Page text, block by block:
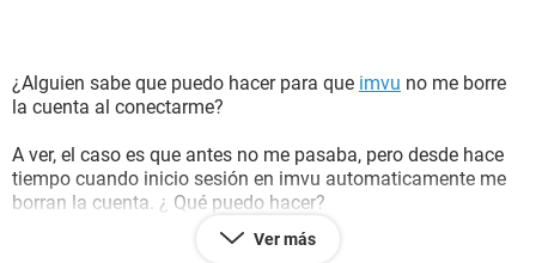
¿Alguien sabe que puedo hacer para que imvu no me borre
la cuenta al conectarme?
A ver, el caso es que antes no me pasaba, pero desde hace
tiempo cuando inicio sesión en imvu automaticamente me
borran la cuenta. ¿ Qué puedo hacer?
Por cierto, tambien estube utilizando el imvuT3de no sé si
habra sido por eso que imvu me expulsa... También intente
Ver más